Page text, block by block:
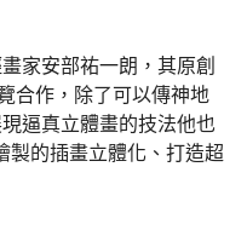
家安部祐一朗，其原創
合作，除了可以傳神地
逼真立體畫的技法他也
的插畫立體化、打造超